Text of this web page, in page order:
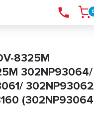
8325M
302NP93064/